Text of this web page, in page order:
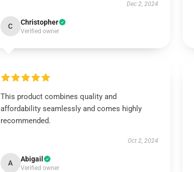
Dec 2, 2024
C Christopher
Verified owner
This product combines quality and
affordability seamlessly and comes highly
recommended.
Oct 2, 2024
A Abigail
Verified owner